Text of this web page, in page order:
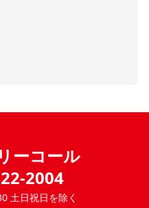
ーコール
2004
土日祝日を除く